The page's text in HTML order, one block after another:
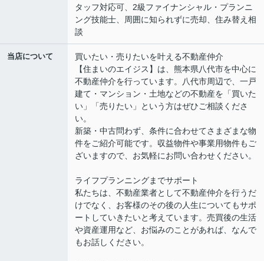
タッフ対応可、2級ファイナンシャル・プランニ
ング技能士、周囲に知られずに売却、住み替え相
談
当店について
買いたい・売りたいを叶える不動産仲介
【住まいのエイジス】は、熊本県八代市を中心に
不動産仲介を行っています。八代市周辺で、一戸
建て・マンション・土地などの不動産を「買いた
い」「売りたい」という方はぜひご相談くださ
い。
新築・中古問わず、条件に合わせてさまざまな物
件をご紹介可能です。収益物件や事業用物件もご
ざいますので、お気軽にお問い合わせください。
ライフプランニングまでサポート
私たちは、不動産業者として不動産仲介を行うだ
けでなく、お客様のその後の人生についてもサポ
ートしていきたいと考えています。売買後の生活
や資産運用など、お悩みのことがあれば、なんで
もお話しください。